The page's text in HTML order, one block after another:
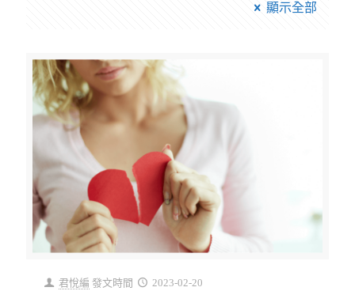
顯示全部
君悅編 發文時間 2023-02-20